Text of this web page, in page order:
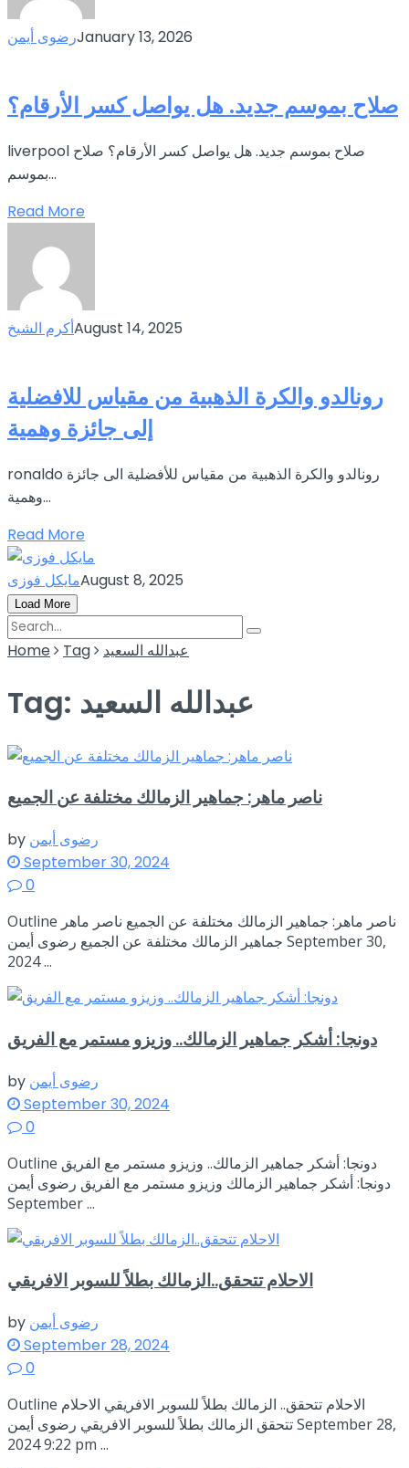
رضوى أيمنJanuary 13, 2026
صلاح بموسم جديد. هل يواصل كسر الأرقام؟
liverpool صلاح بموسم جديد. هل يواصل كسر الأرقام؟ صلاح
بموسم...
Read More
أكرم الشيخAugust 14, 2025
رونالدو والكرة الذهبية من مقياس للافضلية
إلى جائزة وهمية
ronaldo رونالدو والكرة الذهبية من مقياس للأفضلية الى جائزة
وهمية...
Read More
مايكل فوزىAugust 8, 2025
Load More
Home Tag عبدالله السعيد
Tag: عبدالله السعيد
ناصر ماهر: جماهير الزمالك مختلفة عن الجميع
by رضوى أيمن
September 30, 2024
0
Outline ناصر ماهر: جماهير الزمالك مختلفة عن الجميع ناصر ماهر
جماهير الزمالك مختلفة عن الجميع رضوى أيمن September 30,
2024 ...
دونجا: أشكر جماهير الزمالك.. وزيزو مستمر مع الفريق
by رضوى أيمن
September 30, 2024
0
Outline دونجا: أشكر جماهير الزمالك.. وزيزو مستمر مع الفريق
دونجا: أشكر جماهير الزمالك وزيزو مستمر مع الفريق رضوى أيمن
September ...
الاحلام تتحقق..الزمالك بطلاً للسوبر الافريقي
by رضوى أيمن
September 28, 2024
0
Outline الاحلام تتحقق.. الزمالك بطلاً للسوبر الافريقي الاحلام
تتحقق الزمالك بطلاً للسوبر الافريقي رضوى أيمن September 28,
2024 9:22 pm ...